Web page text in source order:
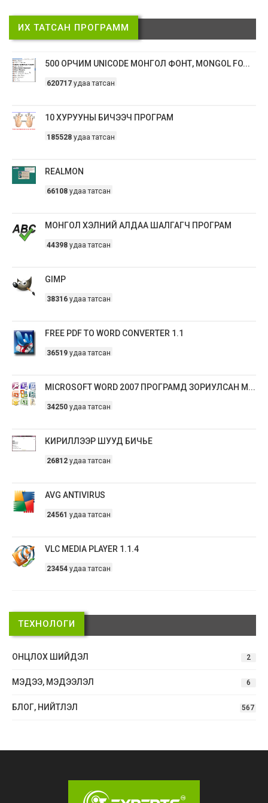
ИХ ТАТСАН ПРОГРАММ
500 ОРЧИМ UNICODE МОНГОЛ ФОНТ, MONGOL FO...
620717 удаа татсан
10 ХУРУУНЫ БИЧЭЭЧ ПРОГРАМ
185528 удаа татсан
REALMON
66108 удаа татсан
МОНГОЛ ХЭЛНИЙ АЛДАА ШАЛГАГЧ ПРОГРАМ
44398 удаа татсан
GIMP
38316 удаа татсан
FREE PDF TO WORD CONVERTER 1.1
36519 удаа татсан
MICROSOFT WORD 2007 ПРОГРАМД ЗОРИУЛСАН М...
34250 удаа татсан
КИРИЛЛЭЭР ШУУД БИЧЬЕ
26812 удаа татсан
AVG ANTIVIRUS
24561 удаа татсан
VLC MEDIA PLAYER 1.1.4
23454 удаа татсан
ТЕХНОЛОГИ
ОНЦЛОХ ШИЙДЭЛ 2
МЭДЭЭ, МЭДЭЭЛЭЛ 6
БЛОГ, НИЙТЛЭЛ 567